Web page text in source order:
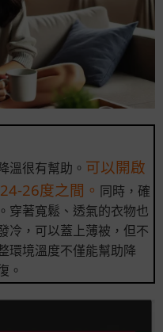
溫很有幫助。 可以開啟
26度之間。 同時，確
穿著寬鬆、透氣的衣物也
冷，可以蓋上薄被，但不
環境溫度不僅能幫助降
。